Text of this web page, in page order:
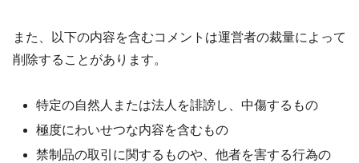
また、以下の内容を含むコメントは運営者の裁量によって
削除することがあります。
特定の自然人または法人を誹謗し、中傷するもの
極度にわいせつな内容を含むもの
禁制品の取引に関するものや、他者を害する行為の